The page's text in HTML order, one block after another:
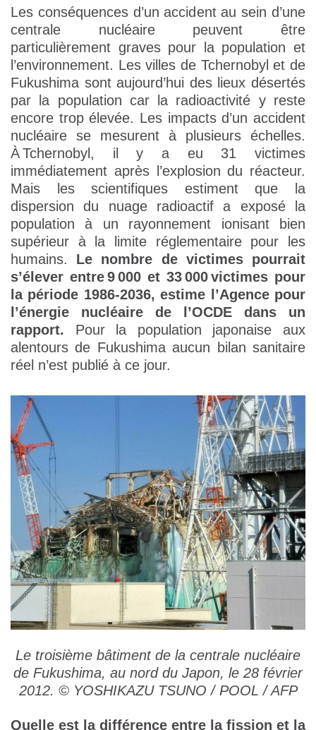
Les conséquences d’un accident au sein d’une
centrale nucléaire peuvent être
particulièrement graves pour la population et
l’environnement. Les villes de Tchernobyl et de
Fukushima sont aujourd’hui des lieux désertés
par la population car la radioactivité y reste
encore trop élevée. Les impacts d’un accident
nucléaire se mesurent à plusieurs échelles.
À Tchernobyl, il y a eu 31 victimes
immédiatement après l’explosion du réacteur.
Mais les scientifiques estiment que la
dispersion du nuage radioactif a exposé la
population à un rayonnement ionisant bien
supérieur à la limite réglementaire pour les
humains. Le nombre de victimes pourrait
s’élever entre 9 000 et 33 000 victimes pour
la période 1986-2036, estime l’Agence pour
l’énergie nucléaire de l’OCDE dans un
rapport. Pour la population japonaise aux
alentours de Fukushima aucun bilan sanitaire
réel n’est publié à ce jour.
Le troisième bâtiment de la centrale nucléaire
de Fukushima, au nord du Japon, le 28 février
2012. © YOSHIKAZU TSUNO / POOL / AFP
Quelle est la différence entre la fission et la